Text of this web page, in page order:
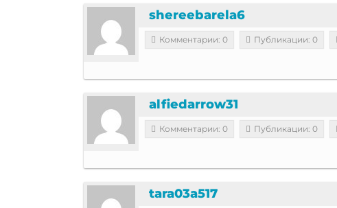
shereebarela6
Комментарии: 0 Публикации: 0
alfiedarrow31
Комментарии: 0 Публикации: 0
tara03a517